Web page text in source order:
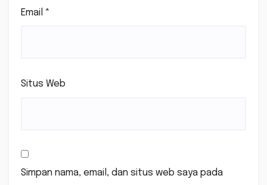
Email *
Situs Web
Simpan nama, email, dan situs web saya pada